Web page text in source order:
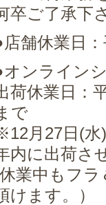
卒ご了承下
店舗休業日
オンライン
荷休業日：
で
月27日(水
内に出荷さ
業中もフ
けます。）